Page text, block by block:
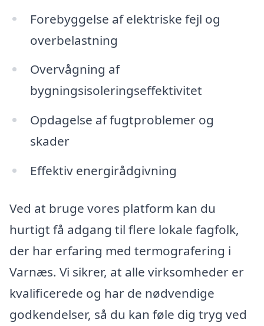
Forebyggelse af elektriske fejl og
overbelastning
Overvågning af
bygningsisoleringseffektivitet
Opdagelse af fugtproblemer og
skader
Effektiv energirådgivning
Ved at bruge vores platform kan du
hurtigt få adgang til flere lokale fagfolk,
der har erfaring med termografering i
Varnæs. Vi sikrer, at alle virksomheder er
kvalificerede og har de nødvendige
godkendelser, så du kan føle dig tryg ved